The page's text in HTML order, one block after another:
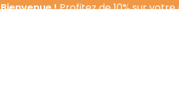
Bienvenue !Profitez de 10% sur